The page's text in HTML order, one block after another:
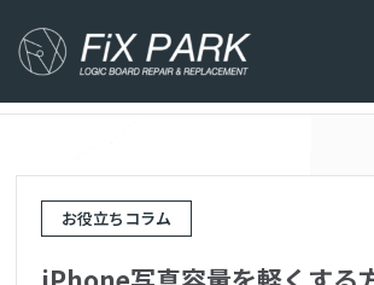
ホーム/ お役立ちコラム /
お役立ちコラム